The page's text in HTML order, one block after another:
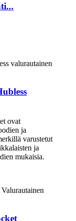
ovat
ja
varustetut
ja
mukaisia.